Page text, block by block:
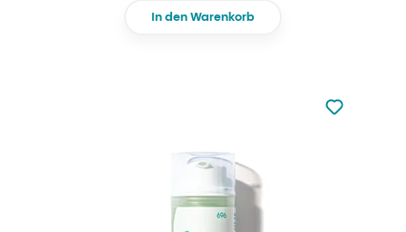
In den Warenkorb
zu den
zu Ihren